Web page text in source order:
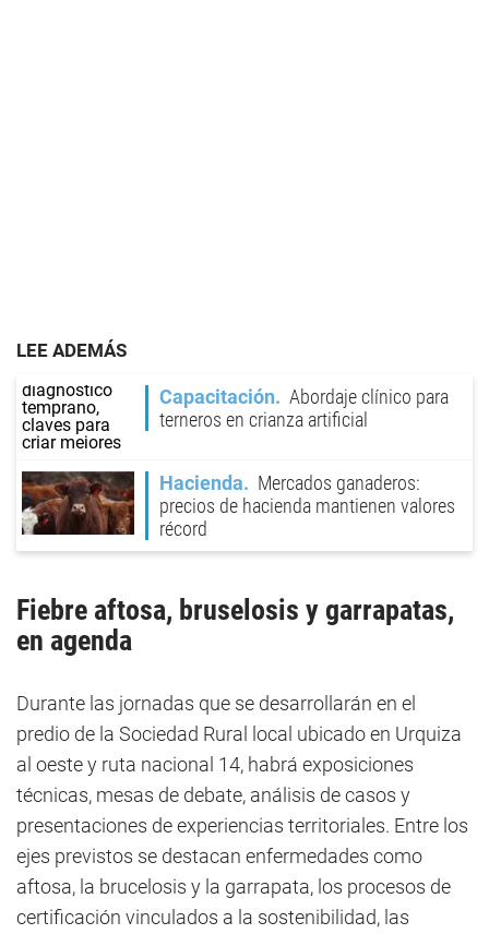
LEE ADEMÁS
Capacitación
Abordaje clínico para
terneros en crianza artificial
Hacienda
Mercados ganaderos:
precios de hacienda mantienen valores
récord
Fiebre aftosa, bruselosis y garrapatas,
en agenda
Durante las jornadas que se desarrollarán en el
predio de la Sociedad Rural local ubicado en Urquiza
al oeste y ruta nacional 14, habrá exposiciones
técnicas, mesas de debate, análisis de casos y
presentaciones de experiencias territoriales. Entre los
ejes previstos se destacan enfermedades como
aftosa, la brucelosis y la garrapata, los procesos de
certificación vinculados a la sostenibilidad, las